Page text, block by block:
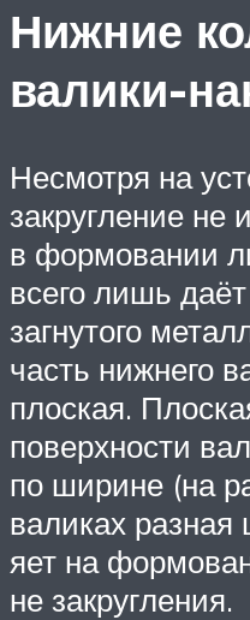
Нижние
валики-
Несмот­ря на
закруг­ле­ние не
в фор­мо­ва­нии
все­го лишь
загну­то­го
часть ниж­не­го
плос­кая.
поверх­но­сти
по ширине (на
вали­ках
я­ет на
не закруг­ле­ния.